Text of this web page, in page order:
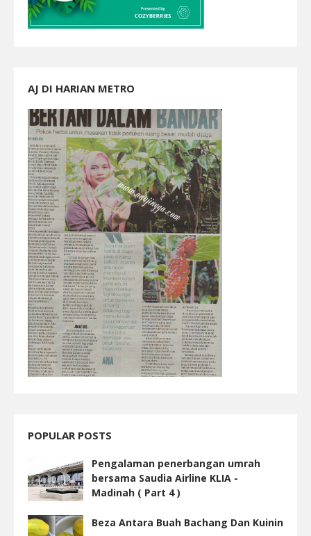
AJ DI HARIAN METRO
POPULAR POSTS
Pengalaman penerbangan umrah
bersama Saudia Airline KLIA -
Madinah ( Part 4 )
Beza Antara Buah Bachang Dan Kuinin